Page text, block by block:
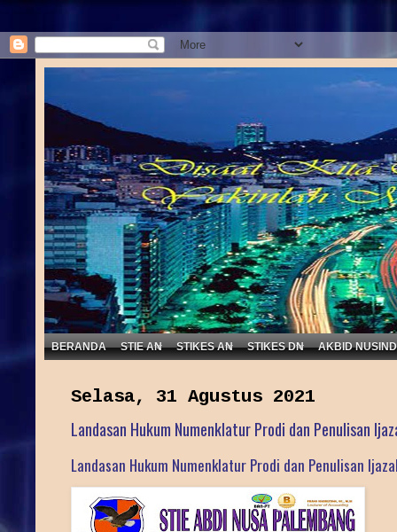
BERANDA STIE AN STIKES AN STIKES DN AKBID
Selasa, 31 Agustus 2021
Landasan Hukum Numenklatur Prodi dan Penulisan
Landasan Hukum Numenklatur Prodi dan Penulisan